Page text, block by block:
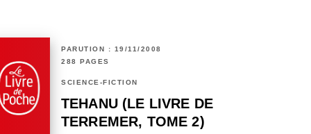
PARUTION : 19/11/2008
288 PAGES
SCIENCE-FICTION
TEHANU (LE LIVRE DE
TERREMER, TOME 2)